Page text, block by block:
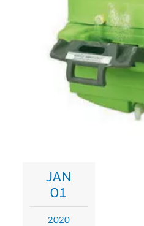
JAN
01
2020